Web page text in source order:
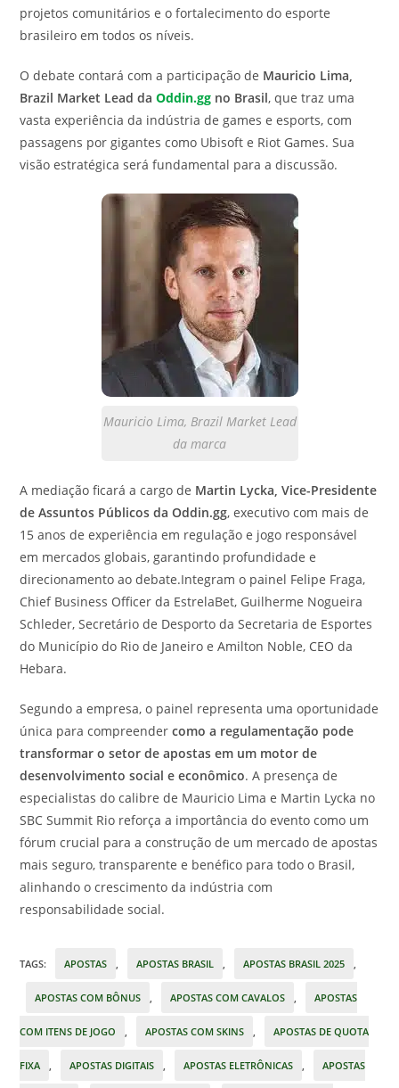
projetos comunitários e o fortalecimento do esporte
brasileiro em todos os níveis.
O debate contará com a participação de Mauricio Lima,
Brazil Market Lead daOddin.gg no Brasil, que traz uma
vasta experiência da indústria de games e esports, com
passagens por gigantes como Ubisoft e Riot Games. Sua
visão estratégica será fundamental para a discussão.
Mauricio Lima, Brazil Market Lead
da marca
A mediação ficará a cargo de Martin Lycka, Vice-Presidente
de Assuntos Públicos da Oddin.gg, executivo com mais de
15 anos de experiência em regulação e jogo responsável
em mercados globais, garantindo profundidade e
direcionamento ao debate.Integram o painel Felipe Fraga,
Chief Business Officer da EstrelaBet, Guilherme Nogueira
Schleder, Secretário de Desporto da Secretaria de Esportes
do Município do Rio de Janeiro e Amilton Noble, CEO da
Hebara.
Segundo a empresa, o painel representa uma oportunidade
única para compreendercomo a regulamentação pode
transformar o setor de apostas em um motor de
desenvolvimento social e econômico. A presença de
especialistas do calibre de Mauricio Lima e Martin Lycka no
SBC Summit Rio reforça a importância do evento como um
fórum crucial para a construção de um mercado de apostas
mais seguro, transparente e benéfico para todo o Brasil,
alinhando o crescimento da indústria com
responsabilidade social.
TAGS: APOSTAS APOSTAS BRASIL APOSTAS BRASIL 2025
APOSTAS COM BÔNUS APOSTAS COM CAVALOS APOSTAS
COM ITENS DE JOGO APOSTAS COM SKINS APOSTAS DE QUOTA
FIXA APOSTAS DIGITAIS APOSTAS ELETRÔNICAS APOSTAS